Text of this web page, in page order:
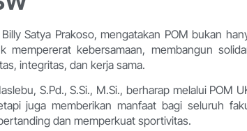
Satya Prakoso, mengatakan POM bukan
kebersamaan, membangun
integritas, dan kerja sama.
S.Pd., S.Si., M.Si., berharap melalui POM
juga memberikan manfaat bagi seluruh
dan memperkuat sportivitas.